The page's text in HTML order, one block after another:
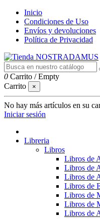
Inicio
Condiciones de Uso
Envíos y devoluciones
Política de Privacidad
0 Carrito /Empty
Carrito
×
No hay más artículos en su
Iniciar sesión
Libreria
Libros
Libros de
Libros de
Libros de
Libros de
Libros de
Libros de
Libros de